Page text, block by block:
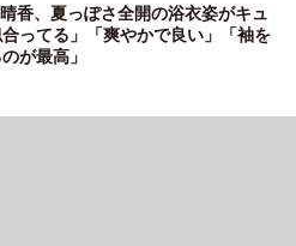
香、夏っぽさ全開の浴衣姿がキュ
ってる」「爽やかで良い」「袖を
が最高」